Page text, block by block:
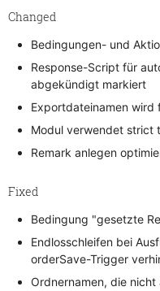
Changed
Bedingungen- und
Response-Script für
abgekündigt markiert
Exportdateinamen
Modul verwendet strict
Remark anlegen
Fixed
Bedingung "gesetzte
Endlosschleifen bei
orderSave-Trigger
Ordnernamen, die